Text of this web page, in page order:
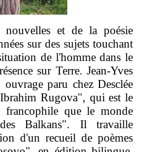
et de la poésie
sur des sujets touchant
de l'homme dans le
sur Terre. Jean-Yves
paru chez Desclée
Rugova", qui est le
francophile que le monde
Balkans". Il travaille
d'un recueil de poèmes